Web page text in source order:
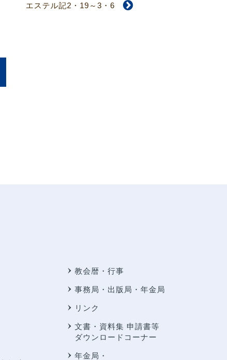
エステル記2・19～3・6
教会暦・行事
事務局・出版局・年金局
リンク
文書・資料集 申請書等
ダウンロードコーナー
年金局・